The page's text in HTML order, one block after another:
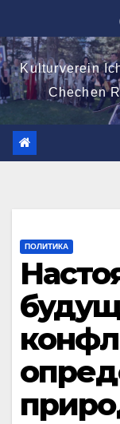
к
содержимому
Kulturverein
Chechen
ПОЛИТИКА